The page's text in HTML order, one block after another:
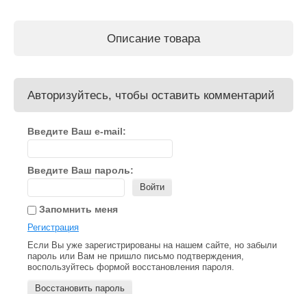
Описание товара
Авторизуйтесь, чтобы оставить комментарий
Введите Ваш e-mail:
Введите Ваш пароль:
Войти
Запомнить меня
Регистрация
Если Вы уже зарегистрированы на нашем сайте, но забыли
пароль или Вам не пришло письмо подтверждения,
воспользуйтесь формой восстановления пароля.
Восстановить пароль